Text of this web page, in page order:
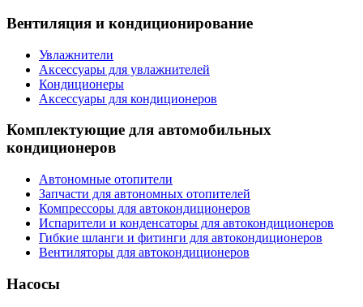
Вентиляция и кондиционирование
Увлажнители
Аксессуары для увлажнителей
Кондиционеры
Аксессуары для кондиционеров
Комплектующие для автомобильных
кондиционеров
Автономные отопители
Запчасти для автономных отопителей
Компрессоры для автокондиционеров
Испарители и конденсаторы для автокондиционеров
Гибкие шланги и фитинги для автокондиционеров
Вентиляторы для автокондиционеров
Насосы